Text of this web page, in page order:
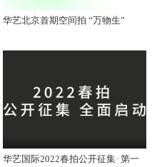
华艺北京首期空间拍 “万物生”
华艺国际2022春拍公开征集· 第一